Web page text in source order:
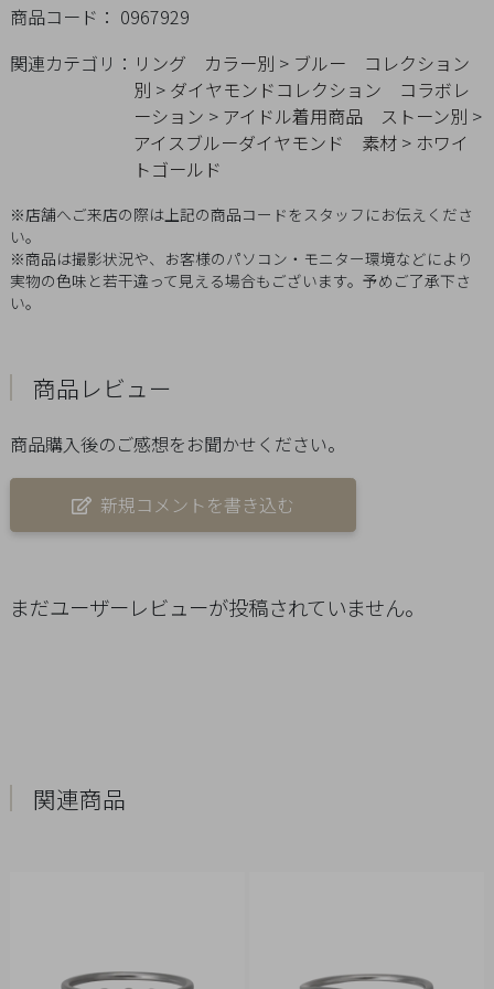
商品コード： 0967929
関連カテゴリ： リング カラー別 > ブルー
コレクション
別 > ダイヤモンドコレクション
コラボレ
ーション > アイドル着用商品 ストーン別 >
アイスブルーダイヤモンド
素材 > ホワイ
トゴールド
※店舗へご来店の際は上記の商品コードをスタッフにお伝えくださ
い。
※商品は撮影状況や、お客様のパソコン・モニター環境などにより
実物の色味と若干違って見える場合もございます。予めご了承下さ
い。
商品レビュー
商品購入後のご感想をお聞かせください。
新規コメントを書き込む
まだユーザーレビューが投稿されていません。
関連商品
Q&A
SHOP
会
社
ラ
シ